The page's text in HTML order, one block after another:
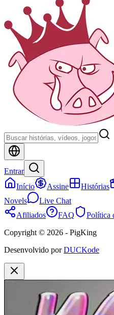
Entrar
Início
Assine Histórias
Novels
Live Chat
Afiliados
FAQ
Política
Copyright © 2026 - PigKing
Desenvolvido por DUCKode